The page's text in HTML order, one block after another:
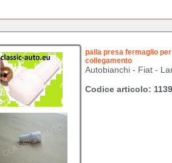
palla presa fermaglio
collegamento
Autobianchi - Fiat -
Codice articolo: